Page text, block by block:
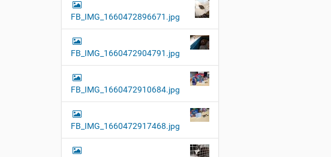
FB_IMG_1660472896671.jpg
FB_IMG_1660472904791.jpg
FB_IMG_1660472910684.jpg
FB_IMG_1660472917468.jpg